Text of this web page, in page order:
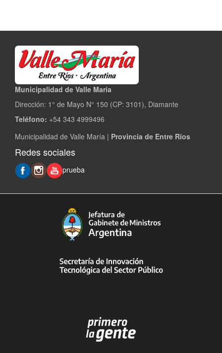
Municipalidad de Valle María
Dirección: 1° de Mayo N° 150 (CP: 3101), Diamante
Teléfono: +54 343 4999496
Municipalidad de Valle María | Provincia de Entre Ríos
Redes sociales
prueba